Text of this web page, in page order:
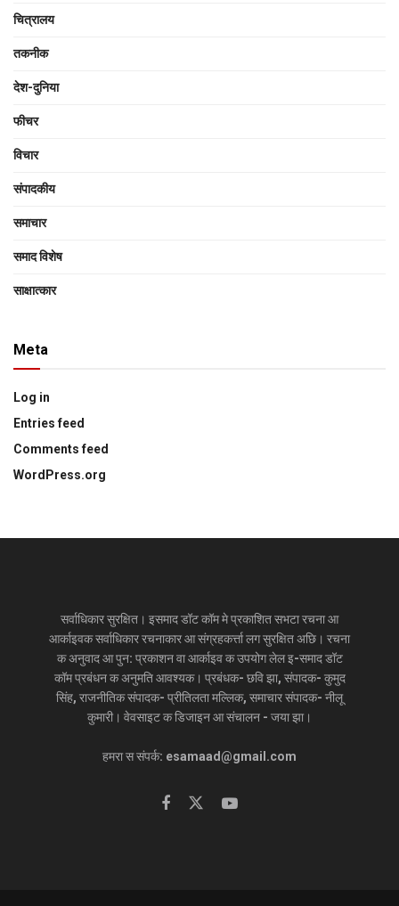
चित्रालय
तकनीक
देश-दुनिया
फीचर
विचार
संपादकीय
समाचार
समाद विशेष
साक्षात्‍कार
Meta
Log in
Entries feed
Comments feed
WordPress.org
सर्वाधिकार सुरक्षित। इसमाद डॉट कॉम मे प्रकाशित सभटा रचना आ
आर्काइवक सर्वाधिकार रचनाकार आ संग्रहकर्त्ता लग सुरक्षित अछि। रचना
क अनुवाद आ पुन: प्रकाशन वा आर्काइव क उपयोग लेल इ-समाद डॉट
कॉम प्रबंधन क अनुमति आवश्यक। प्रबंधक- छवि झा, संपादक- कुमुद
सिंह, राजनीतिक संपादक- प्रीतिलता मल्लिक, समाचार संपादक- नीलू
कुमारी। वेवसाइट क डिजाइन आ संचालन - जया झा।
हमरा स संपर्क: esamaad@gmail.com